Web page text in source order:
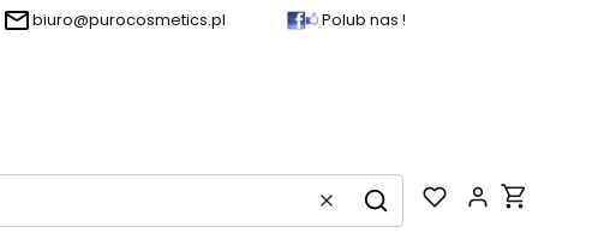
biuro@purocosmetics.pl Polub nas !
WyczyśćSzukaj
Produkty w